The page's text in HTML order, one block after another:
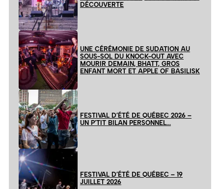
DÉCOUVERTE
UNE CÉRÉMONIE DE SUDATION AU
SOUS-SOL DU KNOCK-OUT AVEC
MOURIR DEMAIN, BHATT, GROS
ENFANT MORT ET APPLE OF BASILISK
FESTIVAL D’ÉTÉ DE QUÉBEC 2026 –
UN P’TIT BILAN PERSONNEL…
FESTIVAL D’ÉTÉ DE QUÉBEC – 19
JUILLET 2026